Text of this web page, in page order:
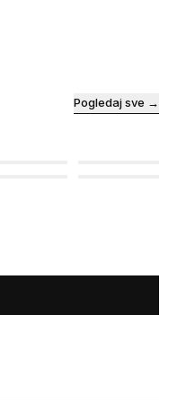
Pogledaj sve →